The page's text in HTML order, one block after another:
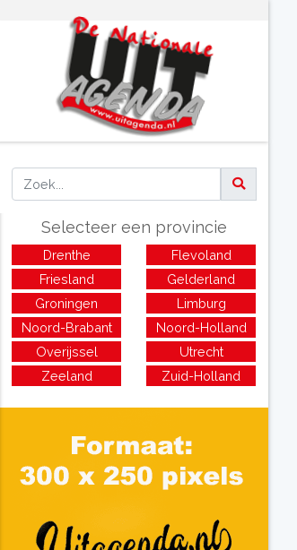
Selecteer een provincie
Drenthe
Flevoland
Friesland
Gelderland
Groningen
Limburg
Noord-Brabant
Noord-Holland
Overijssel
Utrecht
Zeeland
Zuid-Holland